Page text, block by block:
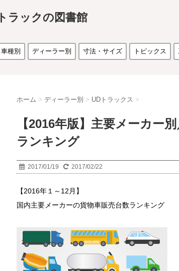
トラックの図書館
車種別 ディーラー別 寸法・サイズ トピックス
ホーム > ディーラー別 > UDトラックス >
【2016年版】主要メーカー
ランキング
2017/01/19 2017/02/22
【2016年１～12月】
国内主要メーカーの貨物車販売台数ランキング